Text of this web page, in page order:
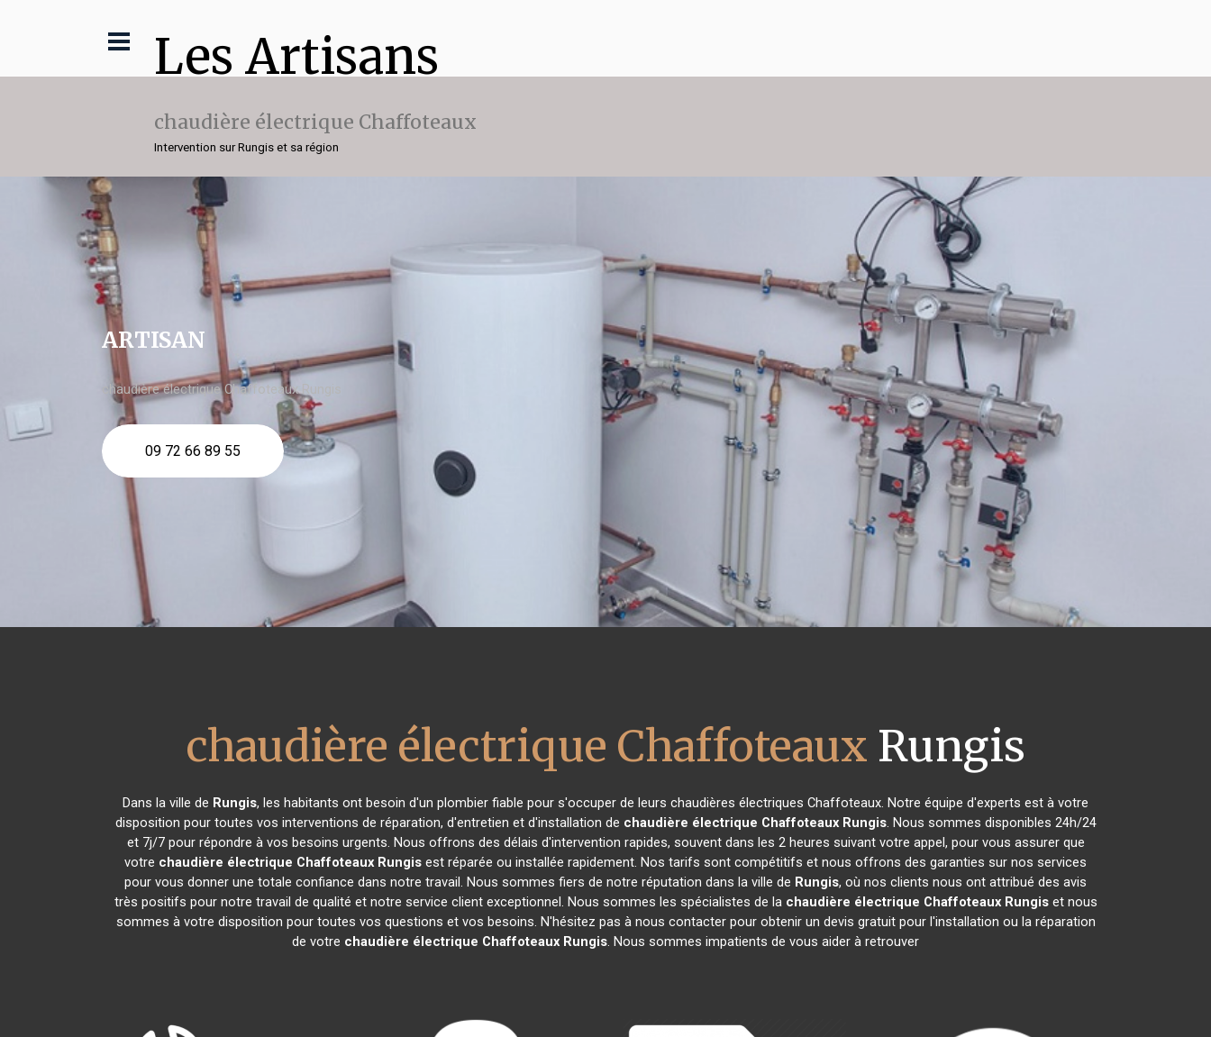
Les Artisans
chaudière électrique Chaffoteaux
Intervention sur Rungis et sa région
ARTISAN
chaudière électrique Chaffoteaux Rungis
09 72 66 89 55
chaudière électrique Chaffoteaux Rungis
Dans la ville de Rungis, les habitants ont besoin d'un plombier fiable pour s'occuper de leurs chaudières électriques Chaffoteaux. Notre équipe d'experts est à votre
disposition pour toutes vos interventions de réparation, d'entretien et d'installation de chaudière électrique Chaffoteaux Rungis. Nous sommes disponibles 24h/24
et 7j/7 pour répondre à vos besoins urgents. Nous offrons des délais d'intervention rapides, souvent dans les 2 heures suivant votre appel, pour vous assurer que
votre chaudière électrique Chaffoteaux Rungis est réparée ou installée rapidement. Nos tarifs sont compétitifs et nous offrons des garanties sur nos services
pour vous donner une totale confiance dans notre travail. Nous sommes fiers de notre réputation dans la ville de Rungis, où nos clients nous ont attribué des avis
très positifs pour notre travail de qualité et notre service client exceptionnel. Nous sommes les spécialistes de la chaudière électrique Chaffoteaux Rungiset nous
sommes à votre disposition pour toutes vos questions et vos besoins. N'hésitez pas à nous contacter pour obtenir un devis gratuit pour l'installation ou la réparation
de votre chaudière électrique Chaffoteaux Rungis. Nous sommes impatients de vous aider à retrouver